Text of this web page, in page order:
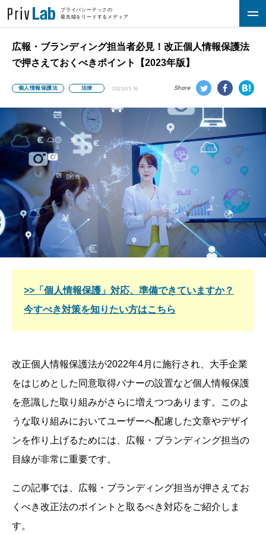
プライバシーテックの
最先端をリードするメディア
法律
データ管理・活用
各種ポリシー
セキュリティ
資料DL
広報・ブランディング担当者必見！改正個人情報保護法
で押さえておくべきポイント【2023年版】
個人情報保護法 法律 2023.05.16 Share
>>「個人情報保護」対応、準備できていますか？
今すべき対策を知りたい方はこちら
改正個人情報保護法が2022年4月に施行され、大手企業
をはじめとした同意取得バナーの設置など個人情報保護
を意識した取り組みがさらに増えつつあります。このよ
うな取り組みにおいてユーザーへ配慮した文章やデザイ
ンを作り上げるためには、広報・ブランディング担当の
目線が非常に重要です。
この記事では、広報・ブランディング担当が押さえてお
くべき改正法のポイントと取るべき対応をご紹介しま
す。